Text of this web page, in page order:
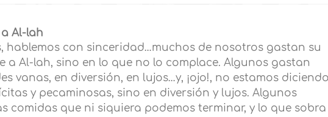
Al-lah
hablemos con sinceridad…muchos de nosotros gastan su
a Al-lah, sino en lo que no lo complace. Algunos gastan
vanas, en diversión, en lujos…y, ¡ojo!, no estamos
y pecaminosas, sino en diversión y lujos. Algunos
comidas que ni siquiera podemos terminar, y lo que sobra